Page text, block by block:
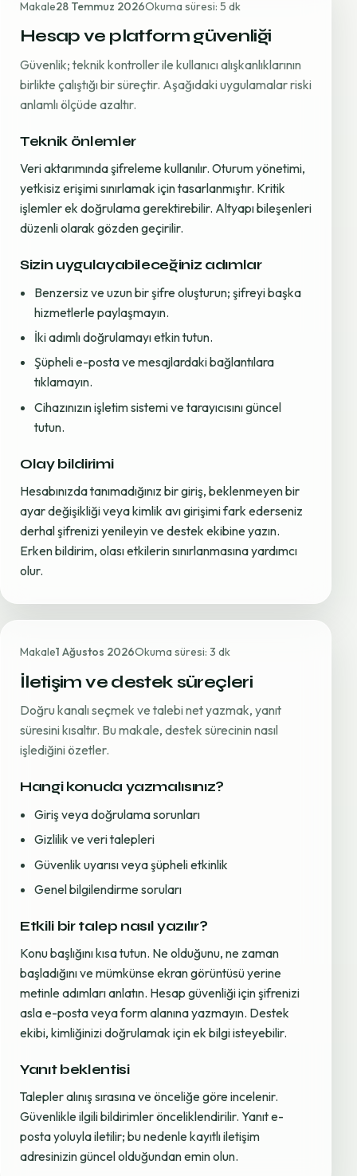
Makale28 Temmuz 2026Okuma süresi: 5 dk
Hesap ve platform güvenliği
Güvenlik; teknik kontroller ile kullanıcı alışkanlıklarının
birlikte çalıştığı bir süreçtir. Aşağıdaki uygulamalar riski
anlamlı ölçüde azaltır.
Teknik önlemler
Veri aktarımında şifreleme kullanılır. Oturum yönetimi,
yetkisiz erişimi sınırlamak için tasarlanmıştır. Kritik
işlemler ek doğrulama gerektirebilir. Altyapı bileşenleri
düzenli olarak gözden geçirilir.
Sizin uygulayabileceğiniz adımlar
Benzersiz ve uzun bir şifre oluşturun; şifreyi başka
hizmetlerle paylaşmayın.
İki adımlı doğrulamayı etkin tutun.
Şüpheli e-posta ve mesajlardaki bağlantılara
tıklamayın.
Cihazınızın işletim sistemi ve tarayıcısını güncel
tutun.
Olay bildirimi
Hesabınızda tanımadığınız bir giriş, beklenmeyen bir
ayar değişikliği veya kimlik avı girişimi fark ederseniz
derhal şifrenizi yenileyin ve destek ekibine yazın.
Erken bildirim, olası etkilerin sınırlanmasına yardımcı
olur.
Makale1 Ağustos 2026Okuma süresi: 3 dk
İletişim ve destek süreçleri
Doğru kanalı seçmek ve talebi net yazmak, yanıt
süresini kısaltır. Bu makale, destek sürecinin nasıl
işlediğini özetler.
Hangi konuda yazmalısınız?
Giriş veya doğrulama sorunları
Gizlilik ve veri talepleri
Güvenlik uyarısı veya şüpheli etkinlik
Genel bilgilendirme soruları
Etkili bir talep nasıl yazılır?
Konu başlığını kısa tutun. Ne olduğunu, ne zaman
başladığını ve mümkünse ekran görüntüsü yerine
metinle adımları anlatın. Hesap güvenliği için şifrenizi
asla e-posta veya form alanına yazmayın. Destek
ekibi, kimliğinizi doğrulamak için ek bilgi isteyebilir.
Yanıt beklentisi
Talepler alınış sırasına ve önceliğe göre incelenir.
Güvenlikle ilgili bildirimler önceliklendirilir. Yanıt e-
posta yoluyla iletilir; bu nedenle kayıtlı iletişim
adresinizin güncel olduğundan emin olun.